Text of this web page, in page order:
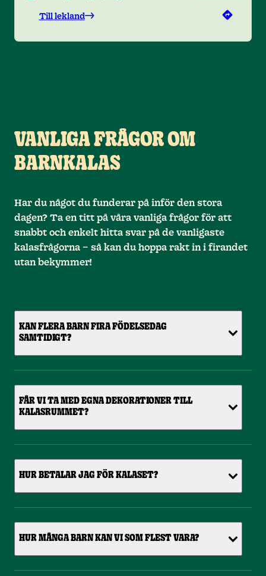
Till lekland
VANLIGA FRÅGOR OM
BARNKALAS
Har du något du funderar på inför den stora
dagen? Ta en titt på våra vanliga frågor för att
snabbt och enkelt hitta svar på de vanligaste
kalasfrågorna – så kan du hoppa rakt in i firandet
utan bekymmer!
KAN FLERA BARN FIRA FÖDELSEDAG
SAMTIDIGT?
FÅR VI TA MED EGNA DEKORATIONER TILL
KALASRUMMET?
HUR BETALAR JAG FÖR KALASET?
HUR MÅNGA BARN KAN VI SOM FLEST VARA?